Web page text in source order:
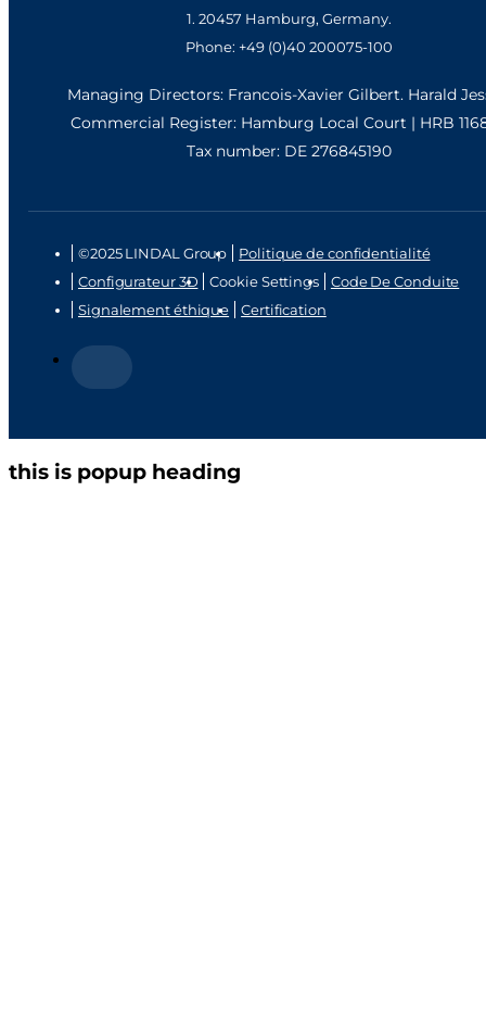
1. 20457 Hamburg, Germany.
Phone: +49 (0)40 200075-100
Managing Directors: Francois-Xavier Gilbert. Harald
Commercial Register: Hamburg Local Court | HRB
Tax number: DE 276845190
©2025 LINDAL Group
Politique de confidentialité
Configurateur 3D
Cookie Settings
Code De Conduite
Signalement éthique
Certification
this is popup heading